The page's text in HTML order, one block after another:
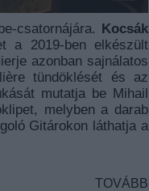
csatornájára. Kocsák
a 2019-ben elkészült
azonban sajnálatos
tündöklését és az
mutatja be Mihail
melyben a darab
Gitárokon láthatja a
TOVÁBB